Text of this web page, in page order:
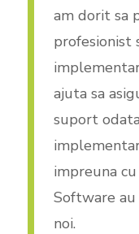
am dorit sa
profesionist
ajuta sa
suport
impreuna
Software
noi.